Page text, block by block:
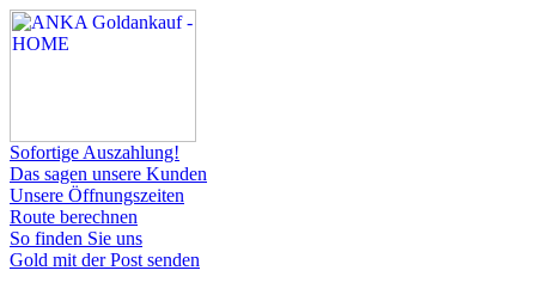
Sofortige Auszahlung!
Das sagen unsere Kunden
Unsere Öffnungszeiten
Route berechnen
So finden Sie uns
Gold mit der Post senden